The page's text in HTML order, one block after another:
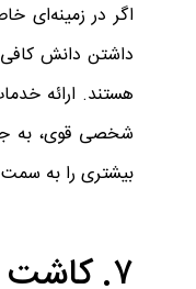
اگر در زمینه‌ای
داشتن دانش کافی
هستند. ارائه
شخصی قوی، به
بیشتری را به
۷. کاشت و پرورش گل و گیاه؛ درآمد سبز و پایدار